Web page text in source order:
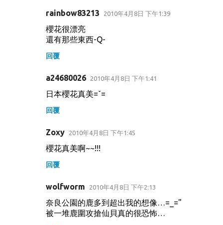
rainbow83213 2010年4月8日 下午1:39
櫻花很漂亮
還有那些東西-Q-
回覆
a24680026 2010年4月8日 下午1:41
日本櫻花真美=ˇ=
回覆
Zoxy 2010年4月8日 下午1:45
櫻花真美啊~~!!!
回覆
wolfworm 2010年4月8日 下午2:13
奈良公園的鹿多到超出我的想像…=_="
被一堆鹿圍攻搶仙貝真的很恐怖…